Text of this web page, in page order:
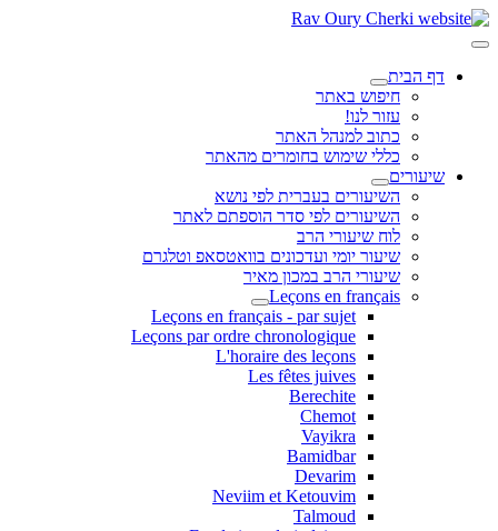
דף הבית
חיפוש באתר
עזור לנו!
כתוב למנהל האתר
כללי שימוש בחומרים מהאתר
שיעורים
השיעורים בעברית לפי נושא
השיעורים לפי סדר הוספתם לאתר
לוח שיעורי הרב
שיעור יומי ועדכונים בוואטסאפ וטלגרם
שיעורי הרב במכון מאיר
Leçons en français
Leçons en français - par sujet
Leçons par ordre chronologique
L'horaire des leçons
Les fêtes juives
Berechite
Chemot
Vayikra
Bamidbar
Devarim
Neviim et Ketouvim
Talmoud